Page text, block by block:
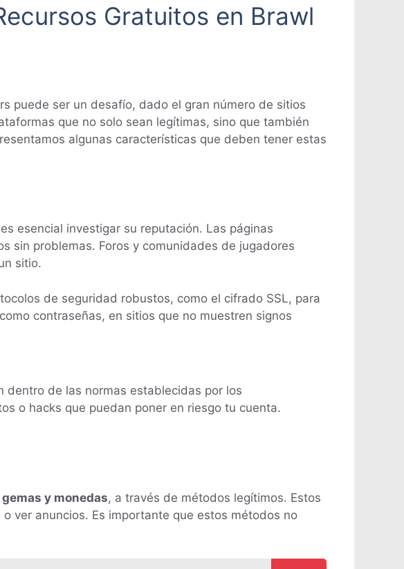
Gratuitos en Brawl
puede ser un desafío, dado el gran número de sitios
que no solo sean legítimas, sino que también
algunas características que deben tener estas
esencial investigar su reputación. Las páginas
sin problemas. Foros y comunidades de jugadores
sitio.
de seguridad robustos, como el cifrado SSL, para
contraseñas, en sitios que no muestren signos
dentro de las normas establecidas por los
o hacks que puedan poner en riesgo tu cuenta.
gemas y monedas, a través de métodos legítimos. Estos
ver anuncios. Es importante que estos métodos no